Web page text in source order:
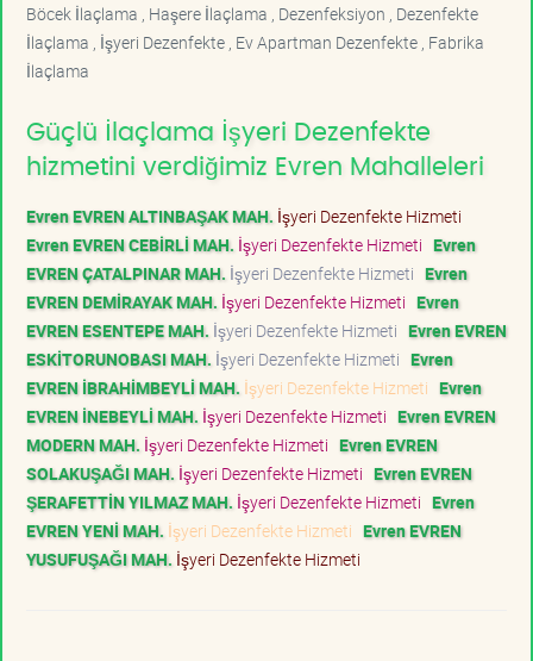
Böcek İlaçlama , Haşere İlaçlama , Dezenfeksiyon , Dezenfekte
İlaçlama , İşyeri Dezenfekte , Ev Apartman Dezenfekte , Fabrika
İlaçlama
Güçlü İlaçlama İşyeri Dezenfekte
hizmetini verdiğimiz Evren Mahalleleri
Evren EVREN ALTINBAŞAK MAH. İşyeri Dezenfekte Hizmeti
Evren EVREN CEBİRLİ MAH. İşyeri Dezenfekte Hizmeti Evren
EVREN ÇATALPINAR MAH. İşyeri Dezenfekte Hizmeti Evren
EVREN DEMİRAYAK MAH. İşyeri Dezenfekte Hizmeti Evren
EVREN ESENTEPE MAH. İşyeri Dezenfekte Hizmeti Evren EVREN
ESKİTORUNOBASI MAH. İşyeri Dezenfekte Hizmeti Evren
EVREN İBRAHİMBEYLİ MAH. İşyeri Dezenfekte Hizmeti Evren
EVREN İNEBEYLİ MAH. İşyeri Dezenfekte Hizmeti Evren EVREN
MODERN MAH. İşyeri Dezenfekte Hizmeti Evren EVREN
SOLAKUŞAĞI MAH. İşyeri Dezenfekte Hizmeti Evren EVREN
ŞERAFETTİN YILMAZ MAH. İşyeri Dezenfekte Hizmeti Evren
EVREN YENİ MAH. İşyeri Dezenfekte Hizmeti Evren EVREN
YUSUFUŞAĞI MAH. İşyeri Dezenfekte Hizmeti